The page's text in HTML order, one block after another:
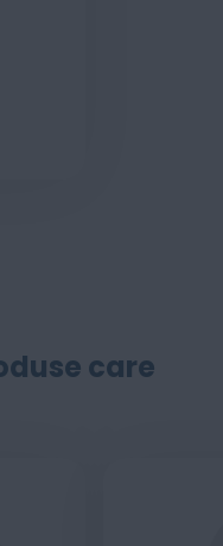
care